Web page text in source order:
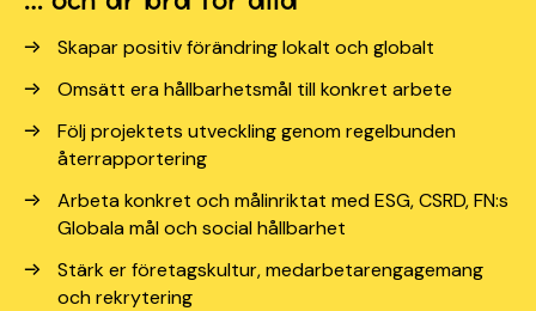
Skapar positiv förändring lokalt och globalt
Omsätt era hållbarhetsmål till konkret arbete
Följ projektets utveckling genom regelbunden
återrapportering
Arbeta konkret och målinriktat med ESG, CSRD, FN:s
Globala mål och social hållbarhet
Stärk er företagskultur, medarbetarengagemang
och rekrytering